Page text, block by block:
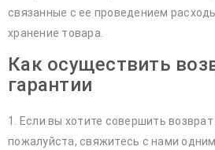
связанные с ее проведением
хранение товара.
Как осуществить
гарантии
1. Если вы хотите совершить
пожалуйста, свяжитесь с нами